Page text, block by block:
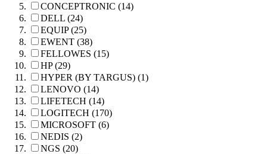
CONCEPTRONIC (14)
DELL (24)
EQUIP (25)
EWENT (38)
FELLOWES (15)
HP (29)
HYPER (BY TARGUS) (1)
LENOVO (14)
LIFETECH (14)
LOGITECH (170)
MICROSOFT (6)
NEDIS (2)
NGS (20)